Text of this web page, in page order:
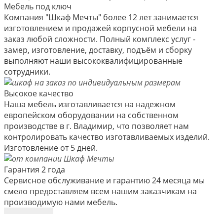
Мебель под ключ
Компания "Шкаф Мечты" более 12 лет занимается
изготовлением и продажей корпусной мебели на
заказ любой сложности. Полный комплекс услуг -
замер, изготовление, доставку, подъём и сборку
выполняют наши высококвалифицированные
сотрудники.
Высокое качество
Наша мебель изготавливается на надежном
европейском оборудовании на собственном
производстве в г. Владимир, что позволяет нам
контролировать качество изготавливаемых изделий.
Изготовление от 5 дней.
Гарантия 2 года
Сервисное обслуживание и гарантию 24 месяца мы
смело предоставляем всем нашим заказчикам на
производимую нами мебель.